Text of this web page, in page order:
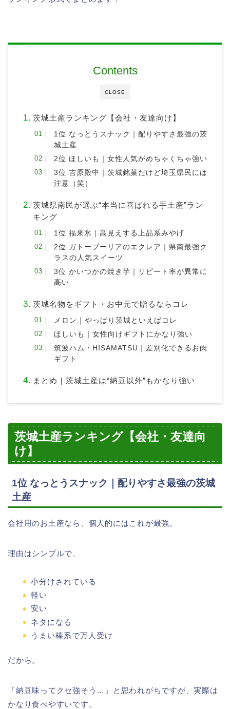
CLOSE
Contents
茨城土産ランキング【会社・友達向け】
1位 なっとうスナック｜配りやすさ最強の茨
城土産
2位 ほしいも｜女性人気がめちゃくちゃ強い
3位 吉原殿中｜茨城銘菓だけど埼玉県民には
注意（笑）
茨城県南民が選ぶ“本当に喜ばれる手土産”ラン
キング
1位 福来氷｜高見えする上品系みやげ
2位 ガトープーリアのエクレア｜県南最強ク
ラスの人気スイーツ
3位 かいつかの焼き芋｜リピート率が異常に
高い
茨城名物をギフト・お中元で贈るならコレ
メロン｜やっぱり茨城といえばコレ
ほしいも｜女性向けギフトにかなり強い
筑波ハム・HISAMATSU｜差別化できるお肉
ギフト
まとめ｜茨城土産は“納豆以外”もかなり強い
茨城土産ランキング【会社・友達向
け】
1位 なっとうスナック｜配りやすさ最強の茨城
土産
会社用のお土産なら、個人的にはこれが最強。
理由はシンプルで、
小分けされている
軽い
安い
ネタになる
うまい棒系で万人受け
だから。
「納豆味ってクセ強そう…」と思われがちですが、実際は
かなり食べやすいです。